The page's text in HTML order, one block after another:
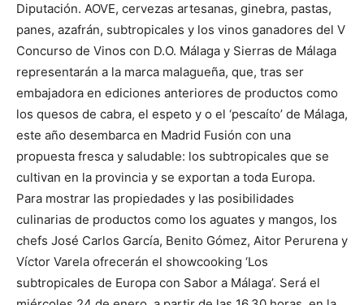
Diputación. AOVE, cervezas artesanas, ginebra, pastas,
panes, azafrán, subtropicales y los vinos ganadores del V
Concurso de Vinos con D.O. Málaga y Sierras de Málaga
representarán a la marca malagueña, que, tras ser
embajadora en ediciones anteriores de productos como
los quesos de cabra, el espeto y o el ‘pescaíto’ de Málaga,
este año desembarca en Madrid Fusión con una
propuesta fresca y saludable: los subtropicales que se
cultivan en la provincia y se exportan a toda Europa.
Para mostrar las propiedades y las posibilidades
culinarias de productos como los aguates y mangos, los
chefs José Carlos García, Benito Gómez, Aitor Perurena y
Víctor Varela ofrecerán el showcooking ‘Los
subtropicales de Europa con Sabor a Málaga’. Será el